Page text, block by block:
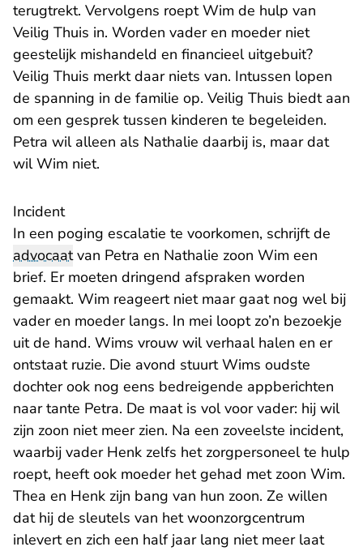
terugtrekt. Vervolgens roept Wim de hulp van
Veilig Thuis in. Worden vader en moeder niet
geestelijk mishandeld en financieel uitgebuit?
Veilig Thuis merkt daar niets van. Intussen lopen
de spanning in de familie op. Veilig Thuis biedt aan
om een gesprek tussen kinderen te begeleiden.
Petra wil alleen als Nathalie daarbij is, maar dat
wil Wim niet.
Incident
In een poging escalatie te voorkomen, schrijft de
advocaatvan Petra en Nathalie zoon Wim een
brief. Er moeten dringend afspraken worden
gemaakt. Wim reageert niet maar gaat nog wel bij
vader en moeder langs. In mei loopt zo’n bezoekje
uit de hand. Wims vrouw wil verhaal halen en er
ontstaat ruzie. Die avond stuurt Wims oudste
dochter ook nog eens bedreigende appberichten
naar tante Petra. De maat is vol voor vader: hij wil
zijn zoon niet meer zien. Na een zoveelste incident,
waarbij vader Henk zelfs het zorgpersoneel te hulp
roept, heeft ook moeder het gehad met zoon Wim.
Thea en Henk zijn bang van hun zoon. Ze willen
dat hij de sleutels van het woonzorgcentrum
inlevert en zich een half jaar lang niet meer laat